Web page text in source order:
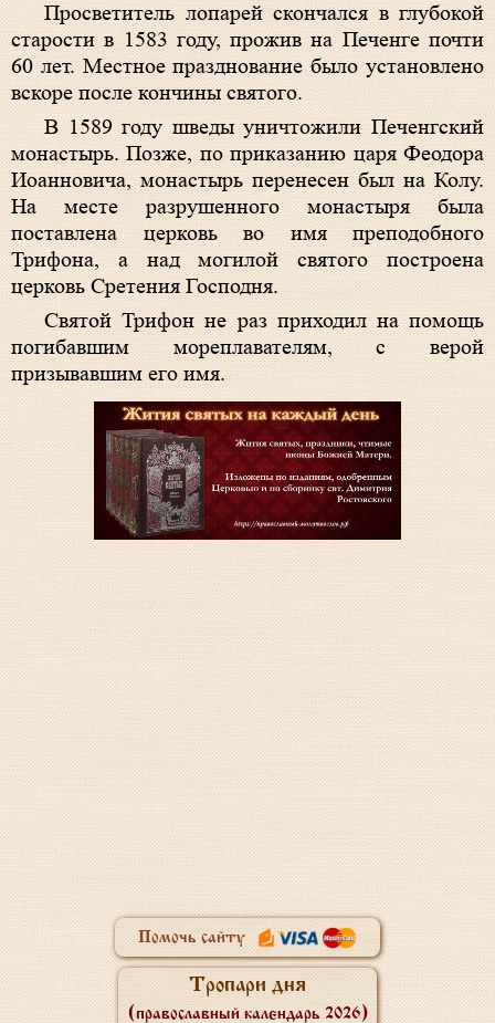
Просветитель лопарей скончался в глубокой
старости в 1583 году, прожив на Печенге почти
60 лет. Местное празднование было установлено
вскоре после кончины святого.
В 1589 году шведы уничтожили Печенгский
монастырь. Позже, по приказанию царя Феодора
Иоанновича, монастырь перенесен был на Колу.
На месте разрушенного монастыря была
поставлена церковь во имя преподобного
Трифона, а над могилой святого построена
церковь Сретения Господня.
Святой Трифон не раз приходил на помощь
погибавшим мореплавателям, с верой
призывавшим его имя.
Помочь сайту
Тропари дня
(православный календарь 2026)